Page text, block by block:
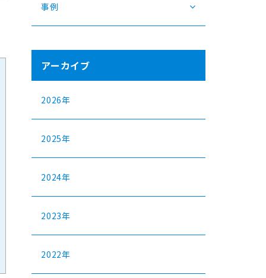
事例
アーカイブ
2026年
2025年
2024年
2023年
2022年